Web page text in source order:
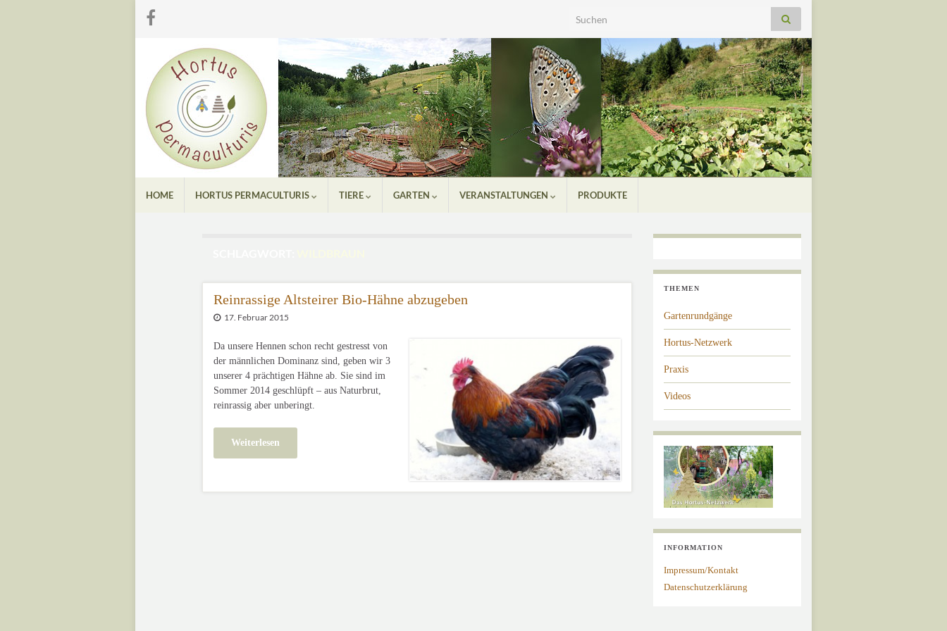
Search for:
HOME HORTUS PERMACULTURIS TIERE GARTEN VERANSTALTUNGEN PRODUKTE
Reinrassige Altsteirer Bio-Hähne abzugeben
17. Februar 2015
Da unsere Hennen schon recht gestresst von
der männlichen Dominanz sind, geben wir 3
unserer 4 prächtigen Hähne ab. Sie sind im
Sommer 2014 geschlüpft – aus Naturbrut,
reinrassig aber unberingt.
Weiterlesen
THEMEN
Gartenrundgänge
Hortus-Netzwerk
Praxis
Videos
INFORMATION
Impressum/Kontakt
Datenschutzerklärung